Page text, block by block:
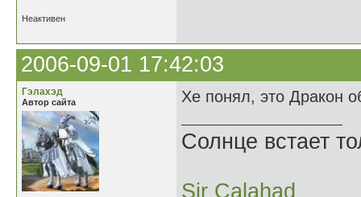
Неактивен
2006-09-01 17:42:03
Гэлахэд
Автор сайта Хе понял, это Дракон
Солнце встает
Sir Calahad